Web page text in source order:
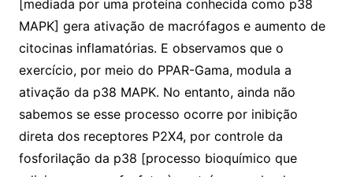
[mediada por uma proteína conhecida como p38
MAPK] gera ativação de macrófagos e aumento de
citocinas inflamatórias. E observamos que o
exercício, por meio do PPAR-Gama, modula a
ativação da p38 MAPK. No entanto, ainda não
sabemos se esse processo ocorre por inibição
direta dos receptores P2X4, por controle da
fosforilação da p38 [processo bioquímico que